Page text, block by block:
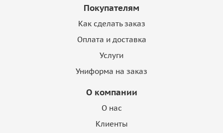
Покупателям
Как сделать заказ
Оплата и доставка
Услуги
Униформа на заказ
О компании
О нас
Клиенты